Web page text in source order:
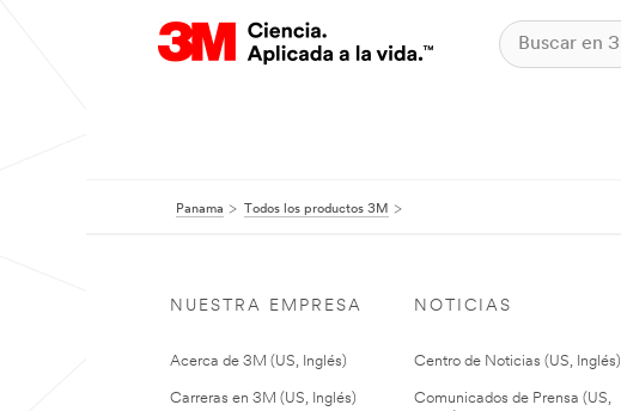
Panama Todos los productos 3M
NUESTRA EMPRESA
Acerca de 3M (US, Inglés)
Carreras en 3M (US, Inglés)
NOTICIAS
Centro de Noticias (US, Inglés)
Comunicados de Prensa (US,